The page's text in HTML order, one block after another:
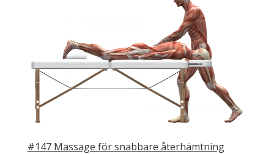
#147 Massage för snabbare återhämtning